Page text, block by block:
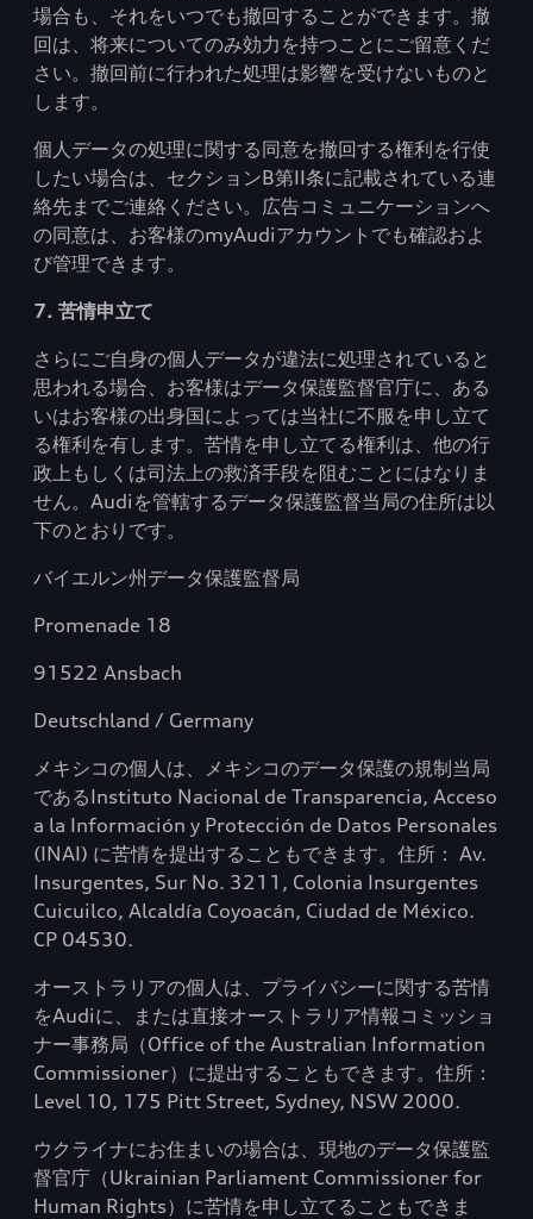
場合も、それをいつでも撤回することができます。撤
回は、将来についてのみ効力を持つことにご留意くだ
さい。撤回前に行われた処理は影響を受けないものと
します。
個人データの処理に関する同意を撤回する権利を行使
したい場合は、セクションB第II条に記載されている連
絡先までご連絡ください。広告コミュニケーションへ
の同意は、お客様のmyAudiアカウントでも確認およ
び管理できます。
7. 苦情申立て
さらにご自身の個人データが違法に処理されていると
思われる場合、お客様はデータ保護監督官庁に、ある
いはお客様の出身国によっては当社に不服を申し立て
る権利を有します。苦情を申し立てる権利は、他の行
政上もしくは司法上の救済手段を阻むことにはなりま
せん。Audiを管轄するデータ保護監督当局の住所は以
下のとおりです。
バイエルン州データ保護監督局
Promenade 18
91522 Ansbach
Deutschland / Germany
メキシコの個人は、メキシコのデータ保護の規制当局
であるInstituto Nacional de Transparencia, Acceso
a la Información y Protección de Datos Personales
(INAI) に苦情を提出することもできます。住所： Av.
Insurgentes, Sur No. 3211, Colonia Insurgentes
Cuicuilco, Alcaldía Coyoacán, Ciudad de México.
CP 04530.
オーストラリアの個人は、プライバシーに関する苦情
をAudiに、または直接オーストラリア情報コミッショ
ナー事務局（Office of the Australian Information
Commissioner）に提出することもできます。住所：
Level 10, 175 Pitt Street, Sydney, NSW 2000.
ウクライナにお住まいの場合は、現地のデータ保護監
督官庁（Ukrainian Parliament Commissioner for
Human Rights）に苦情を申し立てることもできま